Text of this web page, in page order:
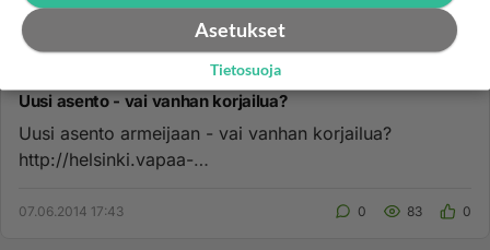
Uusi asento - vai vanhan korjailua?
Uusi asento armeijaan - vai vanhan korjailua?
http://helsinki.vapaa-
07.06.2014 17:43 0 83 0
Asetukset
Tietosuoja